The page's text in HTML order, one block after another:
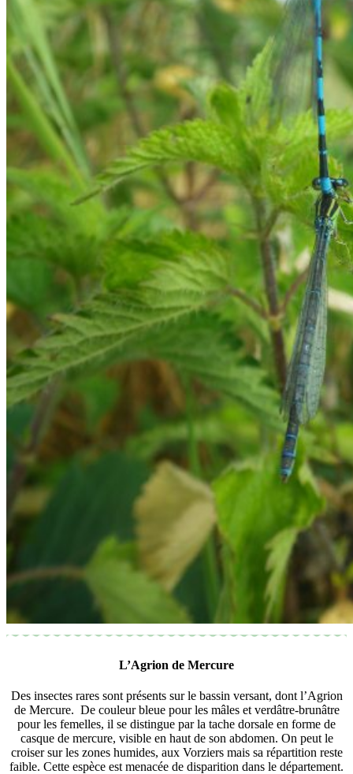
L’Agrion de Mercure
Des insectes rares sont présents sur le bassin versant, dont l’Agrion
de Mercure. De couleur bleue pour les mâles et verdâtre-brunâtre
pour les femelles, il se distingue par la tache dorsale en forme de
casque de mercure, visible en haut de son abdomen. On peut le
croiser sur les zones humides, aux Vorziers mais sa répartition reste
faible. Cette espèce est menacée de disparition dans le département.